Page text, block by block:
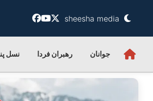
sheesha media
جوانان رهبران فردا نسل